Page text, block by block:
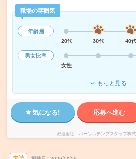
職場の雰囲気
年齢層
20代
30代 40代
男女比率
女性
もっと見る
気になる! 応募へ進む
派遣会社 パーソルテンプスタッフ株